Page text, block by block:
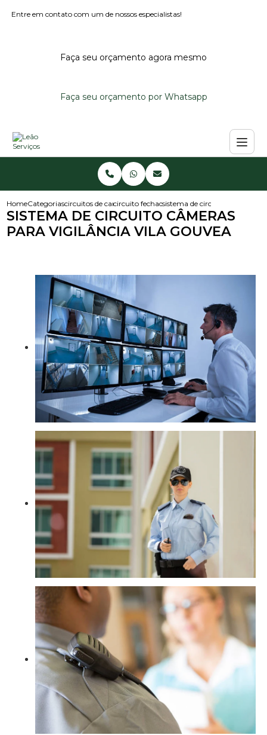
Entre em contato com um de nossos especialistas!
Faça seu orçamento agora mesmo
Faça seu orçamento por Whatsapp
HomeCategoriascircuitos de camerascircuito fechado de camerassistema de circuito cameras
SISTEMA DE CIRCUITO CÂMERAS
PARA VIGILÂNCIA VILA GOUVEA